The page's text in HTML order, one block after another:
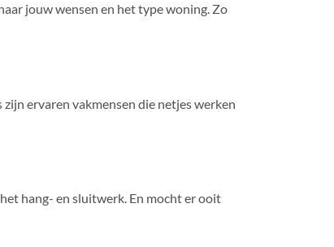
jouw wensen en het type woning. Zo
ervaren vakmensen die netjes werken
hang- en sluitwerk. En mocht er ooit